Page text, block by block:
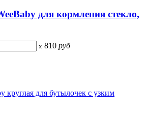
для кормления стекло,
x 810 руб